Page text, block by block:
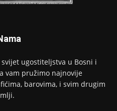
ugostiteljstva u Bosni i
vam pružimo najnovije
barovima, i svim drugim